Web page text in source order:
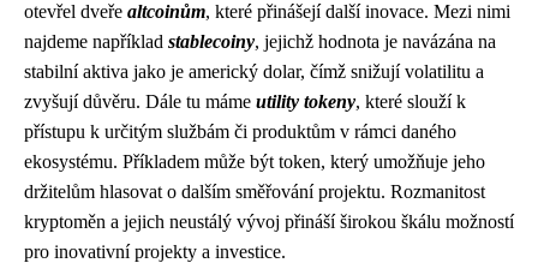
otevřel dveře altcoinům, které přinášejí další inovace. Mezi nimi
najdeme například stablecoiny, jejichž hodnota je navázána na
stabilní aktiva jako je americký dolar, čímž snižují volatilitu a
zvyšují důvěru. Dále tu máme utility tokeny, které slouží k
přístupu k určitým službám či produktům v rámci daného
ekosystému. Příkladem může být token, který umožňuje jeho
držitelům hlasovat o dalším směřování projektu. Rozmanitost
kryptoměn a jejich neustálý vývoj přináší širokou škálu možností
pro inovativní projekty a investice.